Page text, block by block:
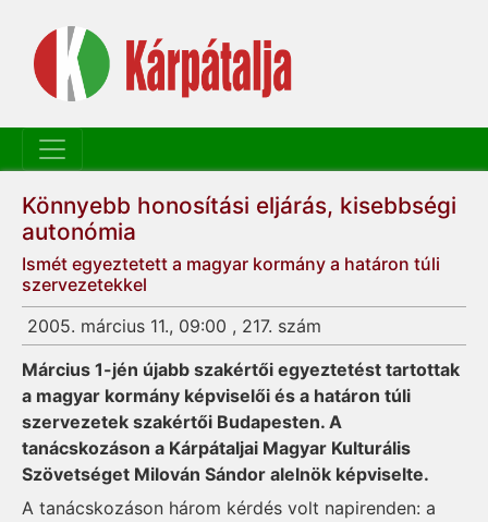
Könnyebb honosítási eljárás, kisebbségi
autonómia
Ismét egyeztetett a magyar kormány a határon túli
szervezetekkel
2005. március 11., 09:00 , 217. szám
Március 1-jén újabb szakértői egyeztetést tartottak
a magyar kormány képviselői és a határon túli
szervezetek szakértői Budapesten. A
tanácskozáson a Kárpátaljai Magyar Kulturális
Szövetséget Milován Sándor alelnök képviselte.
A tanácskozáson három kérdés volt napirenden: a